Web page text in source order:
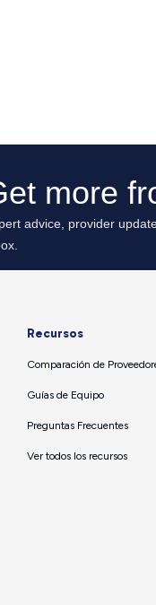
Recursos
Comparación de
Guías de Equipo
Preguntas Frecuentes
Ver todos los recursos